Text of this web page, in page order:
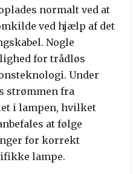
normalt ved at
ved hjælp af det
Nogle
for trådløs
Under
strømmen fra
i lampen, hvilket
at følge
for korrekt
lampe.